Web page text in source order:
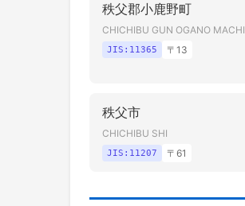
秩父郡小鹿野町
CHICHIBU GUN OGANO MACHI
JIS: 11365 〒 13
秩父市
CHICHIBU SHI
JIS: 11207 〒 61